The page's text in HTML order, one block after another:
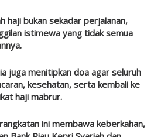
haji bukan sekadar perjalanan,
istimewa yang tidak semua
juga menitipkan doa agar seluruh
kesehatan, serta kembali ke
haji mabrur.
ini membawa keberkahan,